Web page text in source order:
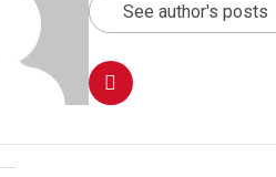
See author's posts